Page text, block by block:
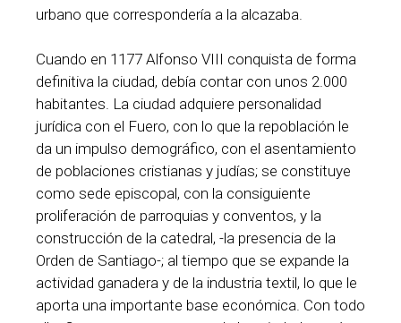
urbano que correspondería a la alcazaba.
Cuando en 1177 Alfonso VIII conquista de forma
definitiva la ciudad, debía contar con unos 2.000
habitantes. La ciudad adquiere personalidad
jurídica con el Fuero, con lo que la repoblación le
da un impulso demográfico, con el asentamiento
de poblaciones cristianas y judías; se constituye
como sede episcopal, con la consiguiente
proliferación de parroquias y conventos, y la
construcción de la catedral, -la presencia de la
Orden de Santiago-; al tiempo que se expande la
actividad ganadera y de la industria textil, lo que le
aporta una importante base económica. Con todo